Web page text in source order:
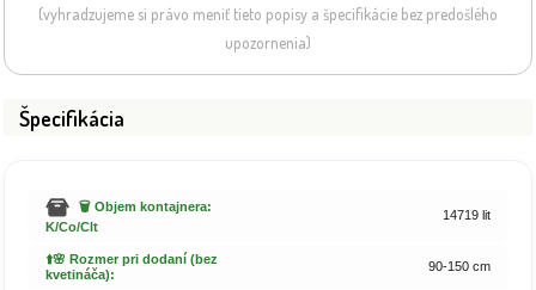
(vyhradzujeme si právo meniť tieto popisy a špecifikácie bez predošlého
upozornenia)
Špecifikácia
🗑️ Objem kontajnera:
K/Co/Clt
14719 lit
⬆️🌸 Rozmer pri dodaní (bez
kvetináča):
90-150 cm